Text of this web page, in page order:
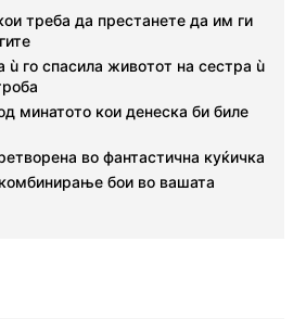
треба да престанете да им ги
ù го спасила животот на сестра ù
минатото кои денеска би биле
во фантастична куќичка
бои во вашата